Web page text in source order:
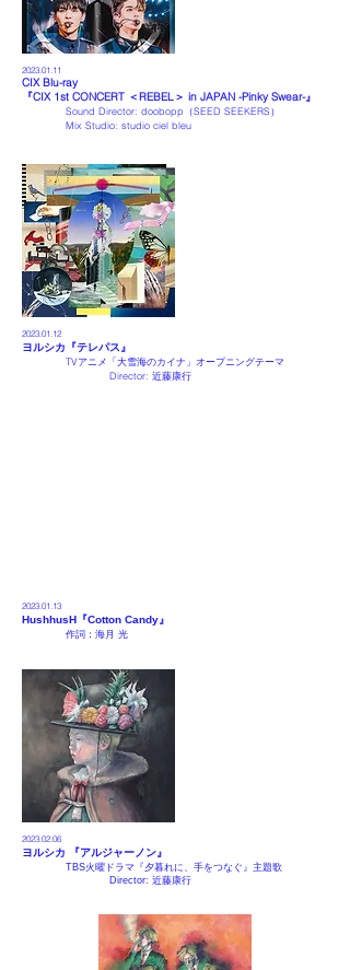
2023.01.11
CIX Blu-ray
『CIX 1st CONCERT ＜REBEL＞ in JAPAN -Pinky Swear-』
Sound Director: doobopp（SEED SEEKERS）
Mix Studio: studio ciel bleu
2023.01.12
ヨルシカ 『テレパス』
TVアニメ「大雪海のカイナ」オープニングテーマ
Director: 近藤康行
2023.01.1​3
HushhusH『Cotton Candy』
作詞 ：海月 光
2023.02.06
ヨルシカ 『アルジャーノン』
TBS火曜ドラマ『夕暮れに、手をつなぐ』主題歌
Director: 近藤康行